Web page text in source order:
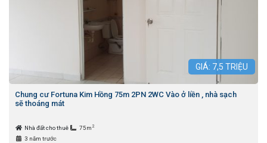
GIÁ: 7,5 TRIỆU
Chung cư Fortuna Kim Hồng 75m 2PN 2WC Vào ở liền , nhà sạch
sẽ thoáng mát
Nhà đất cho thuê 75m 2
3 năm trước